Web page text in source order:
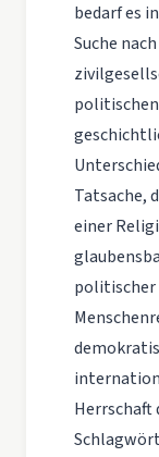
bedarf es
Suche
Tatsache,
einer
politischer
Herrschaft